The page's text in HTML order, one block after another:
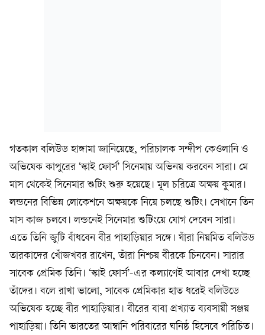
গতকাল বলিউড হাঙ্গামা জানিয়েছে, পরিচালক সন্দীপ কেওলানি ও
অভিষেক কাপুরের ‘স্কাই ফোর্স’ সিনেমায় অভিনয় করবেন সারা। মে
মাস থেকেই সিনেমার শুটিং শুরু হয়েছে। মূল চরিত্রে অক্ষয় কুমার।
লন্ডনের বিভিন্ন লোকেশনে অক্ষয়কে নিয়ে চলছে শুটিং। সেখানে তিন
মাস কাজ চলবে। লন্ডনেই সিনেমার শুটিংয়ে যোগ দেবেন সারা।
এতে তিনি জুটি বাঁধবেন বীর পাহাড়িয়ার সঙ্গে। যাঁরা নিয়মিত বলিউড
তারকাদের খোঁজখবর রাখেন, তাঁরা নিশ্চয় বীরকে চিনবেন। সারার
সাবেক প্রেমিক তিনি। ‘স্কাই ফোর্স’-এর কল্যাণেই আবার দেখা হচ্ছে
তাঁদের। বলে রাখা ভালো, সাবেক প্রেমিকার হাত ধরেই বলিউডে
অভিষেক হচ্ছে বীর পাহাড়িয়ার। বীরের বাবা প্রখ্যাত ব্যবসায়ী সঞ্জয়
পাহাড়িয়া। তিনি ভারতের আম্বানি পরিবারের ঘনিষ্ঠ হিসেবে পরিচিত।